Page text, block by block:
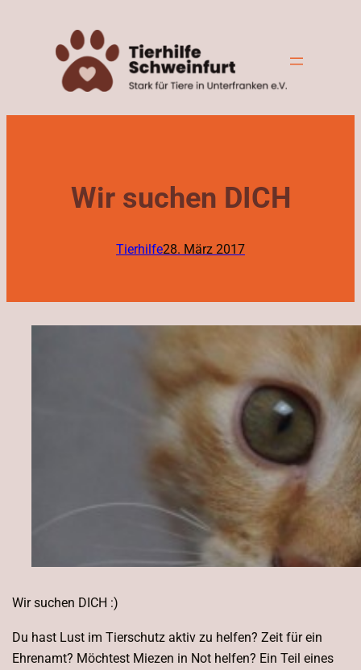
springen
Wir suchen DICH
Tierhilfe28. März 2017
Wir suchen DICH :)
Du hast Lust im Tierschutz aktiv zu helfen? Zeit für ein
Ehrenamt? Möchtest Miezen in Not helfen? Ein Teil eines